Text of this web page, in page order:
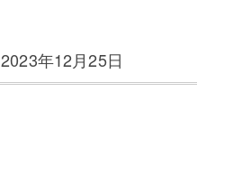
2023年12月25日